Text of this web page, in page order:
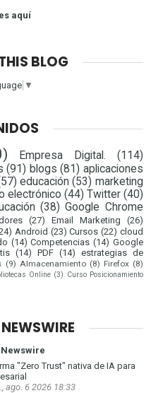
aquí
BLOG
▼
Empresa Digital.
(114)
(91) blogs (81) aplicaciones
educación (53) marketing
electrónico (44) Twitter (40)
(38) Google Chrome
(27) Email Marketing
(26)
Android (23) Cursos (22) cloud
(14) Competencias (14) Google
(14) PDF (14) estrategias de
(9) Almacenamiento (8) Firefox (8)
Online (3) Curso Posicionamiento
Newswire
"Zero Trust" nativa de IA para
ago. 6 2026 18:33